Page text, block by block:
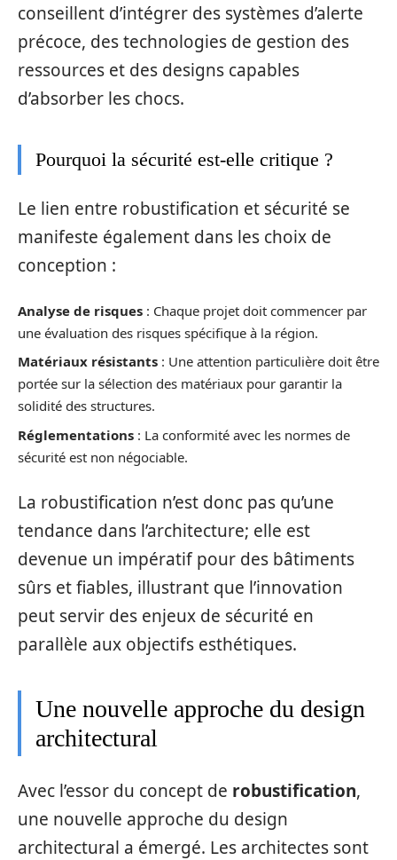
conseillent d’intégrer des systèmes d’alerte
précoce, des technologies de gestion des
ressources et des designs capables
d’absorber les chocs.
Pourquoi la sécurité est-elle critique ?
Le lien entre robustification et sécurité se
manifeste également dans les choix de
conception :
Analyse de risques : Chaque projet doit commencer par
une évaluation des risques spécifique à la région.
Matériaux résistants : Une attention particulière doit être
portée sur la sélection des matériaux pour garantir la
solidité des structures.
Réglementations : La conformité avec les normes de
sécurité est non négociable.
La robustification n’est donc pas qu’une
tendance dans l’architecture; elle est
devenue un impératif pour des bâtiments
sûrs et fiables, illustrant que l’innovation
peut servir des enjeux de sécurité en
parallèle aux objectifs esthétiques.
Une nouvelle approche du design
architectural
Avec l’essor du concept de robustification,
une nouvelle approche du design
architectural a émergé. Les architectes sont